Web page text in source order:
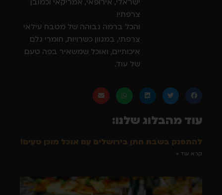
ישראלי, אירופאי, אמריקאי וכמובן
צרפתי!
והכל ברמה גבוהה של מטבח עילאי
צרפתי, במגוון כשרויות, חומרי גלם
איכותיים, ואוכל שמשאיר בפה טעם
של עוד.
עוד מהבלוג שלנו:
להתפנק בשבת חתן בירושלים עם אוכל מוכן טעים!
קרא עוד »